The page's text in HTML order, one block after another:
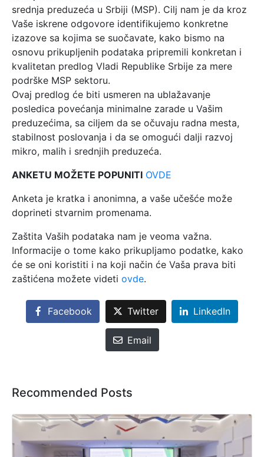
srednja preduzeća u Srbiji (MSP). Cilj nam je da kroz
Vaše iskrene odgovore identifikujemo konkretne
izazove sa kojima se suočavate, kako bismo na
osnovu prikupljenih podataka pripremili konkretan i
kvalitetan predlog Vladi Republike Srbije za mere
podrške MSP sektoru.
Ovaj predlog će biti usmeren na ublažavanje
posledica povećanja minimalne zarade u Vašim
preduzećima, sa ciljem da se očuvaju radna mesta,
stabilnost poslovanja i da se omogući dalji razvoj
mikro, malih i srednjih preduzeća.
ANKETU MOŽETE POPUNITI OVDE
Anketa je kratka i anonimna, a vaše učešće može
doprineti stvarnim promenama.
Zaštita Vaših podataka nam je veoma važna.
Informacije o tome kako prikupljamo podatke, kako
će se oni koristiti i na koji način će Vaša prava biti
zaštićena možete videti ovde.
Facebook Twitter LinkedIn
Email
Recommended Posts